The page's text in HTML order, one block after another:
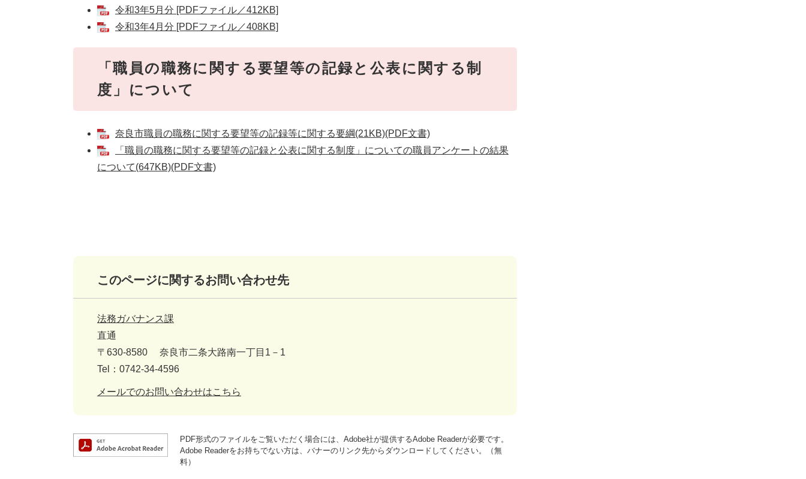
令和3年5月分 [PDFファイル／412KB]
令和3年4月分 [PDFファイル／408KB]
「職員の職務に関する要望等の記録と公表に関する制
度」について
奈良市職員の職務に関する要望等の記録等に関する要綱(21KB)(PDF文書)
「職員の職務に関する要望等の記録と公表に関する制度」についての職員アンケートの結果
について(647KB)(PDF文書)
このページに関するお問い合わせ先
法務ガバナンス課
直通
〒630-8580
奈良市二条大路南一丁目1－1
Tel：0742-34-4596
メールでのお問い合わせはこちら
PDF形式のファイルをご覧いただく場合には、Adobe社が提供するAdobe Readerが必要です。
Adobe Readerをお持ちでない方は、バナーのリンク先からダウンロードしてください。（無
料）